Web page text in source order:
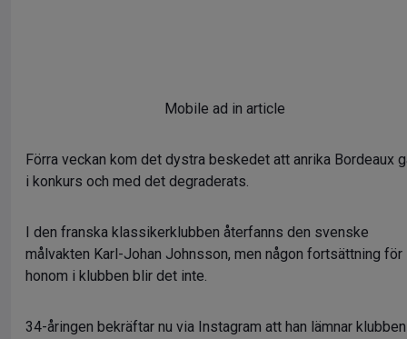
Mobile ad in article
Förra veckan kom det dystra beskedet att anrika Bordeaux
i konkurs och med det degraderats.
I den franska klassikerklubben återfanns den svenske
målvakten Karl-Johan Johnsson, men någon fortsättning för
honom i klubben blir det inte.
34-åringen bekräftar nu via Instagram att han lämnar